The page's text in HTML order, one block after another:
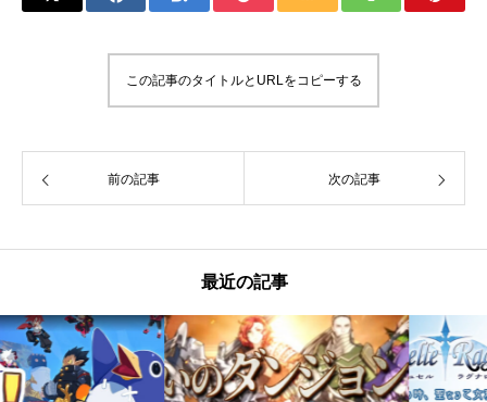
この記事のタイトルとURLをコピーする
前の記事 次の記事
最近の記事